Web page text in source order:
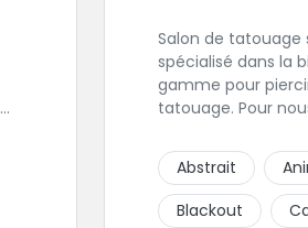
Salon de tatouage
spécialisé dans la
gamme pour
tatouage. Pour
Abstrait
Blackout